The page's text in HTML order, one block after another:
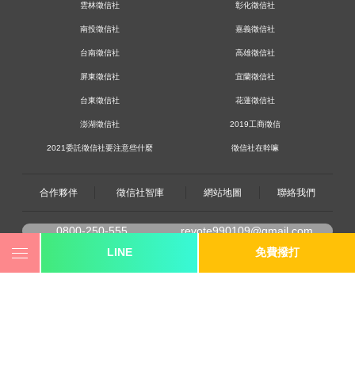
LINE 免費撥打
雲林徵信社 彰化徵信社
南投徵信社 嘉義徵信社
台南徵信社 高雄徵信社
屏東徵信社 宜蘭徵信社
台東徵信社 花蓮徵信社
澎湖徵信社 2019工商徵信
2021委託徵信社要注意些什麼 徵信社在幹嘛
合作夥伴 徵信社智庫 網站地圖 聯絡我們
0800-250-555 revote990109@gmail.com
twitter line
《桃園徵信》桃園市桃園區中平路102號2F